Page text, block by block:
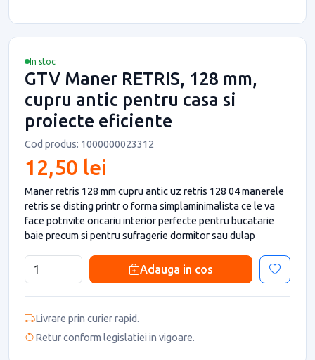
In stoc
GTV Maner RETRIS, 128 mm,
cupru antic pentru casa si
proiecte eficiente
Cod produs: 1000000023312
12,50 lei
Maner retris 128 mm cupru antic uz retris 128 04 manerele
retris se disting printr o forma simplaminimalista ce le va
face potrivite oricariu interior perfecte pentru bucatarie
baie precum si pentru sufragerie dormitor sau dulap
Adauga in cos
Livrare prin curier rapid.
Retur conform legislatiei in vigoare.